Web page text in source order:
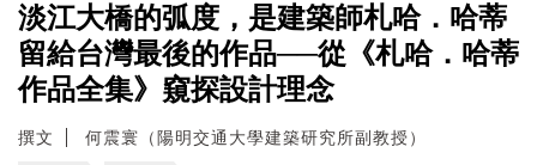
淡江大橋的弧度，是建築師札哈．哈蒂
留給台灣最後的作品──從《札哈．哈蒂
作品全集》窺探設計理念
撰文 何震寰（陽明交通大學建築研究所副教授）